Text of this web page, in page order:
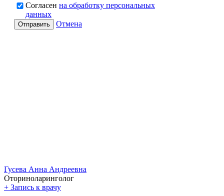
Согласен на обработку персональных
данных
Отправить Отмена
Гусева Анна Андреевна
Оториноларинголог
+ Запись к врачу